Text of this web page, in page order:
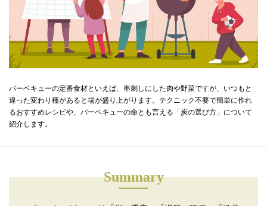
バーベキューの定番食材といえば、串刺しにした肉や野菜ですが、いつもと
違った変わり種があると場が盛り上がります。テクニック不要で簡単に作れ
るおすすめレシピや、バーベキューの命とも言える「炭の選び方」について
紹介します。
Summary